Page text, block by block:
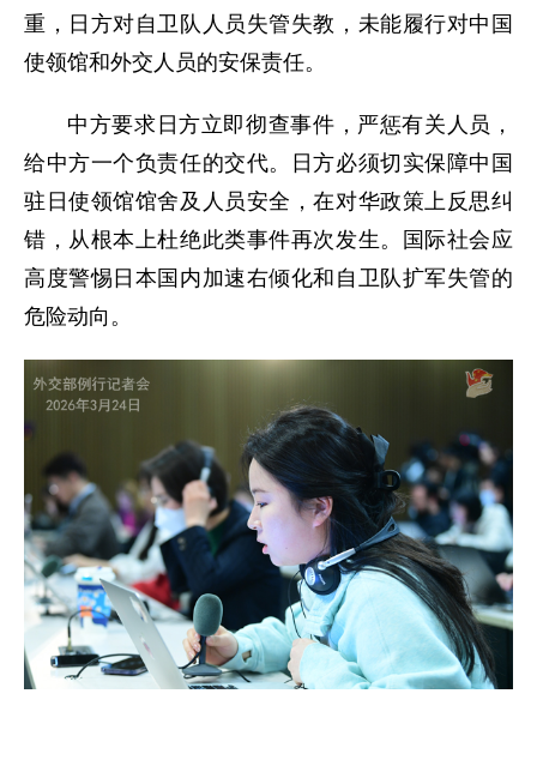
重，日方对自卫队人员失管失教，未能履行对中国
使领馆和外交人员的安保责任。
中方要求日方立即彻查事件，严惩有关人员，
给中方一个负责任的交代。日方必须切实保障中国
驻日使领馆馆舍及人员安全，在对华政策上反思纠
错，从根本上杜绝此类事件再次发生。国际社会应
高度警惕日本国内加速右倾化和自卫队扩军失管的
危险动向。